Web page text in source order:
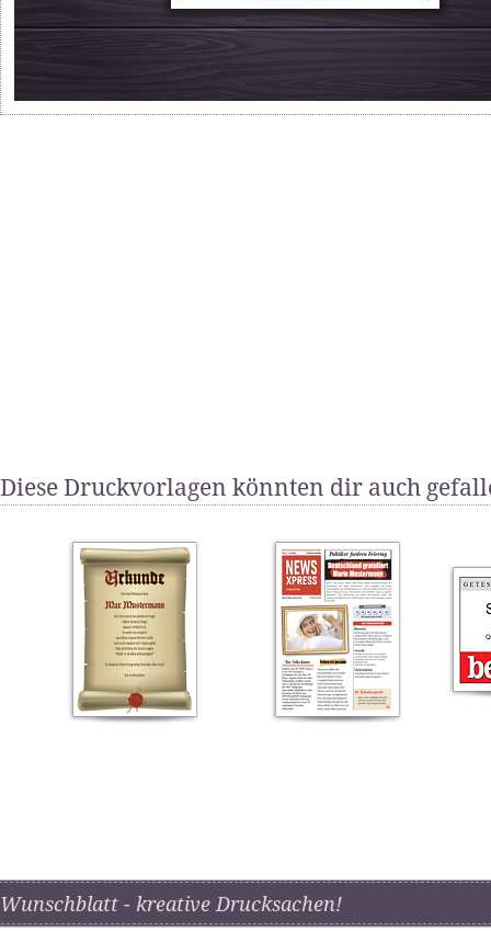
Diese Druckvorlagen könnten dir auch
Wunschblatt - kreative Drucksachen!